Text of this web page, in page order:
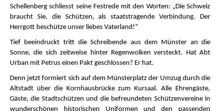
Schellenberg schliesst seine Festrede mit den Worten: „Die Schweiz
braucht Sie, die Schützen, als staatstragende Verbindung. Der
Herrgott beschütze unser liebes Vaterland!“
Tief beeindruckt tritt die Schreibende aus dem Münster an die
Sonne, die sich zeitweise hinter Regenwolken versteckt. Hat Abt
Urban mit Petrus einen Pakt geschlossen? Er hat.
Denn jetzt formiert sich auf dem Münsterplatz der Umzug durch die
Altstadt über die Kornhausbrücke zum Kursaal. Alle Ehrengäste,
Gäste, die Stadtschützen und die befreundeten Schützenvereine in
wunderschönen historischen Uniformen und den passenden